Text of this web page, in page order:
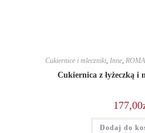
Cukiernice i mleczniki, Inne,
Cukiernica z łyżeczką i
177,00
Dodaj do